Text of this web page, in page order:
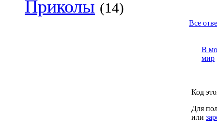
Приколы (14)
Все
В
мир
Код
Для
или